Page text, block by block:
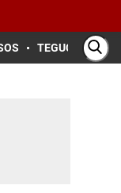
TEGUCIGALPA